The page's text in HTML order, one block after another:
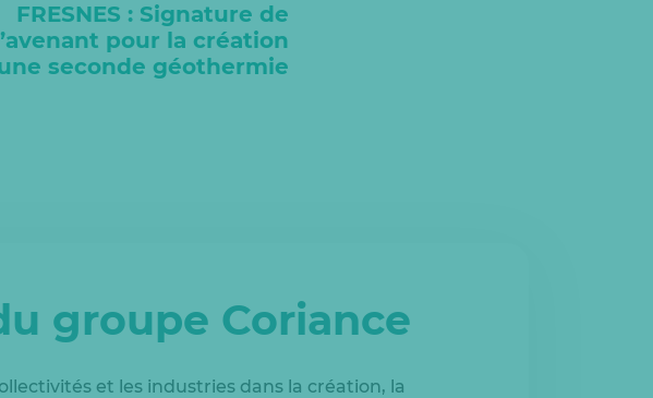
FRESNES : Signature de
pour la création
seconde géothermie
groupe Coriance
et les industries dans la création, la